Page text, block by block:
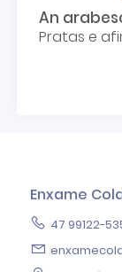
An
Pratas e
Enxame
47 99122-